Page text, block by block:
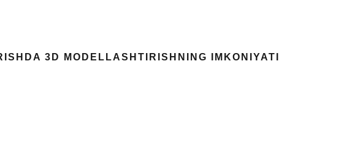
3D MODELLASHTIRISHNING IMKONIYATI